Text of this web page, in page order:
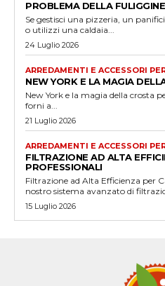
PROBLEMA DELLA
Se gestisci una pizzeria, un
o utilizzi una caldaia...
24 Luglio 2026
ARREDAMENTI E ACCESSORI
NEW YORK E LA MAGIA
New York e la magia della crosta
forni a...
21 Luglio 2026
ARREDAMENTI E ACCESSORI
FILTRAZIONE AD ALTA
PROFESSIONALI
Filtrazione ad Alta Efficienza per
nostro sistema avanzato di
15 Luglio 2026